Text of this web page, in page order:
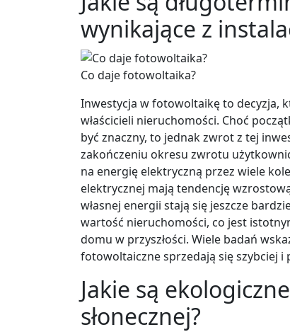
wynikające z
Co daje fotowoltaika?
Inwestycja w fotowoltaikę to decyzja,
właścicieli nieruchomości. Choć
być znaczny, to jednak zwrot z tej
zakończeniu okresu zwrotu
na energię elektryczną przez wiele
elektrycznej mają tendencję
własnej energii stają się jeszcze
wartość nieruchomości, co jest
domu w przyszłości. Wiele badań
fotowoltaiczne sprzedają się szybciej i
Jakie są
słonecznej?